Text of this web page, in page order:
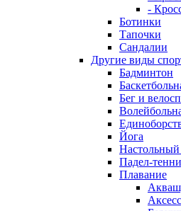
-
Ботинки
Тапочки
Сандалии
Другие виды
Бадминтон
Бег и
Йога
Настольный
Падел-
Плавание